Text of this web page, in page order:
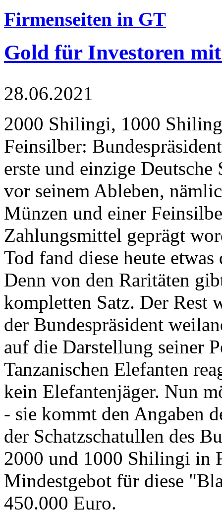
Firmenseiten in GT
Gold für Investoren
28.06.2021
2000 Shilingi, 1000
Feinsilber:
erste und einzige Deutsche
vor seinem Ableben,
Münzen und einer
Zahlungsmittel geprägt
Tod fand diese heute
Denn von den Raritäten
kompletten Satz. Der Rest
der Bundespräsident
auf die Darstellung seiner
Tanzanischen Elefanten
kein Elefantenjäger. Nun
- sie kommt den Angaben
der Schatzschatullen des
2000 und 1000 Shilingi in
Mindestgebot für diese
450.000 Euro.